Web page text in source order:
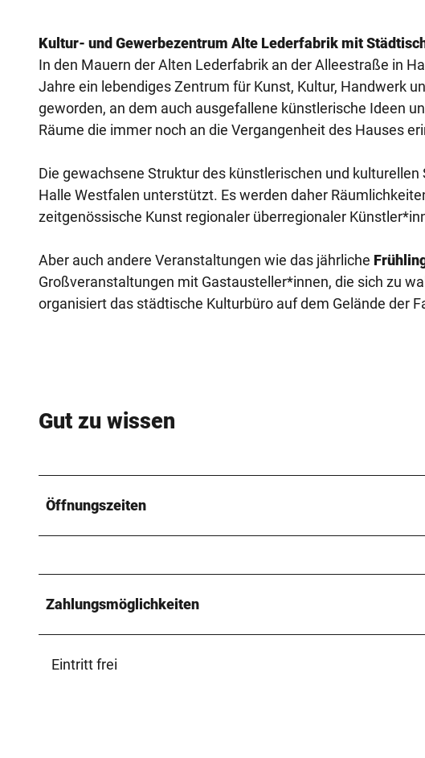
Kultur- und Gewerbezentrum Alte Lederfabrik mit
In den Mauern der Alten Lederfabrik an der Alleestraße in
Jahre ein lebendiges Zentrum für Kunst, Kultur, Handwerk
geworden, an dem auch ausgefallene künstlerische Ideen
Räume die immer noch an die Vergangenheit des Hauses
Die gewachsene Struktur des künstlerischen und
Halle Westfalen unterstützt. Es werden daher
zeitgenössische Kunst regionaler überregionaler
Aber auch andere Veranstaltungen wie das jährliche
Großveranstaltungen mit Gastausteller*innen, die sich zu
organisiert das städtische Kulturbüro auf dem Gelände der
Gut zu wissen
Öffnungszeiten
Zahlungsmöglichkeiten
Eintritt frei